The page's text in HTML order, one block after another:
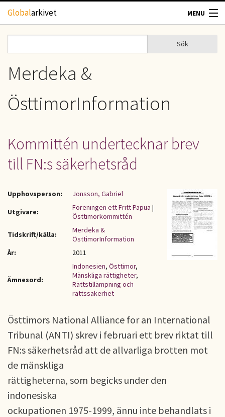
Hoppa till huvudinnehåll
Globalarkivet MENU
TIDSKRIFTER
OM OSS
Sökformulär
Sök
Merdeka &
ÖsttimorInformation
Kommittén undertecknar brev
till FN:s säkerhetsråd
Upphovsperson:
Jonsson, Gabriel
Utgivare:
Föreningen ett Fritt Papua |
Östtimorkommittén
Tidskrift/källa:
Merdeka &
ÖsttimorInformation
År:
2011
Ämnesord:
Indonesien, Östtimor,
Mänskliga rättigheter,
Rättstillämpning och
rättssäkerhet
Östtimors National Alliance for an International
Tribunal (ANTI) skrev i februari ett brev riktat till
FN:s säkerhetsråd att de allvarliga brotten mot
de mänskliga
rättigheterna, som begicks under den
indonesiska
ockupationen 1975-1999, ännu inte behandlats i